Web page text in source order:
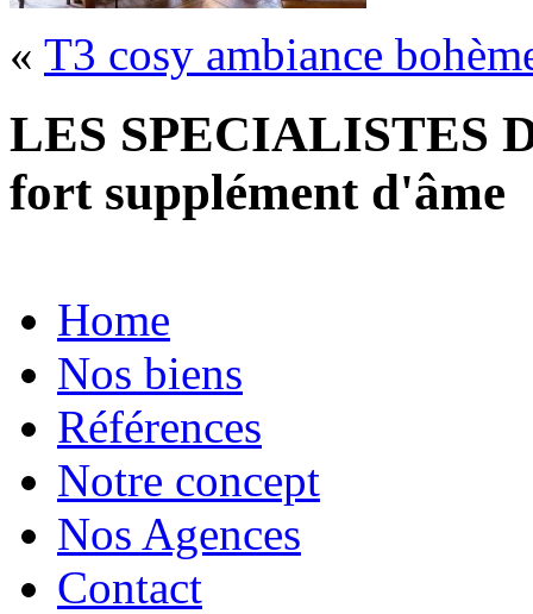
« T3 cosy ambiance
LES SPECIALISTES
fort supplément d'âme
Home
Nos biens
Références
Notre concept
Nos Agences
Contact